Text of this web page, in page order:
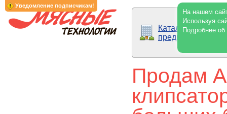
Уведомление подписчикам!
На нашем
Используя
Подробнее
Каталог
предприятий
Продам